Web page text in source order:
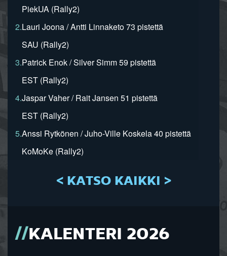
PiekUA (Rally2)
2.Lauri Joona / Antti Linnaketo 73 pistettä
SAU (Rally2)
3.Patrick Enok / Silver Simm 59 pistettä
EST (Rally2)
4.Jaspar Vaher / Rait Jansen 51 pistettä
EST (Rally2)
5.Anssi Rytkönen / Juho-Ville Koskela 40 pistettä
KoMoKe (Rally2)
< KATSO KAIKKI >
KALENTERI 2026